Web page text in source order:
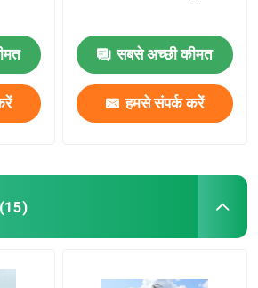
सबसे अच्छी कीमत
हमसे संपर्क करें
(15)